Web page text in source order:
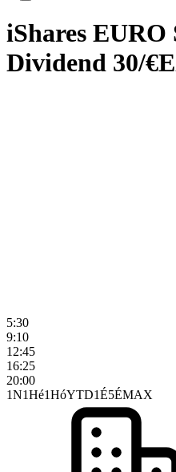
iShares EURO
Dividend 30/
5:30
9:10
12:45
16:25
20:00
1N1Hé1HóYTD1É5ÉMAX